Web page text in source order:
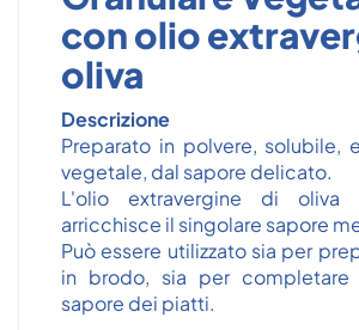
con olio
oliva
Descrizione
Preparato in polvere, solubile,
vegetale, dal sapore delicato.
L'olio extravergine di oliva
arricchisce il singolare sapore
Può essere utilizzato sia per
in brodo, sia per
sapore dei piatti.